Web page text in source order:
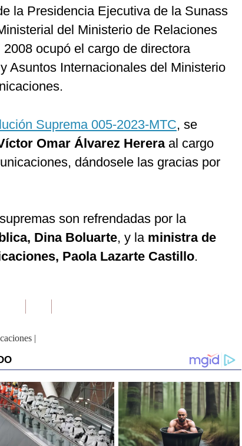
la Presidencia Ejecutiva de la Sunass
del Ministerio de Relaciones
ocupó el cargo de directora
Asuntos Internacionales del Ministerio
Suprema 005-2023-MTC, se
Omar Álvarez Hereraal cargo
dándosele las gracias por
son refrendadas por la
Dina Boluarte, y la ministra de
Paola Lazarte Castillo.
|